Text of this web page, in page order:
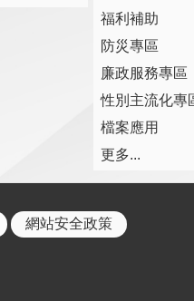
福利補助
防災專區
廉政服務專區
性別主流化專
檔案應用
更多...
網站安全政策